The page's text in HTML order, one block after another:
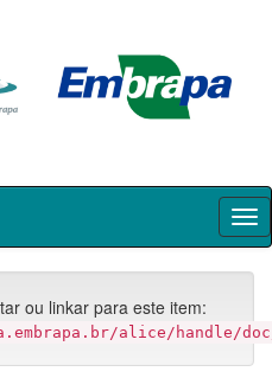
ou linkar para este item:
alice/handle/